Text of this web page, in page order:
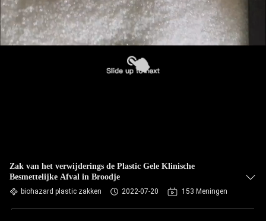
Zak van het verwijderings de Plastic Gele Klinische
Besmettelijke Afval in Broodje
biohazard plastic zakken 2022-07-20 153 Meningen